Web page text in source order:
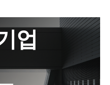
4.6%로 계산한 이자금액
이가1천만원 이상이여
4.6% = 217,391,304
대여를 받아도 증여세를
피 돌려받을 2억을 준 건
업